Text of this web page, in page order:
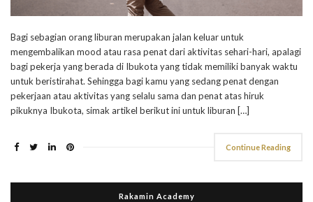
Bagi sebagian orang liburan merupakan jalan keluar untuk
mengembalikan mood atau rasa penat dari aktivitas sehari-hari, apalagi
bagi pekerja yang berada di Ibukota yang tidak memiliki banyak waktu
untuk beristirahat. Sehingga bagi kamu yang sedang penat dengan
pekerjaan atau aktivitas yang selalu sama dan penat atas hiruk
pikuknya Ibukota, simak artikel berikut ini untuk liburan […]
Continue Reading
Rakamin Academy